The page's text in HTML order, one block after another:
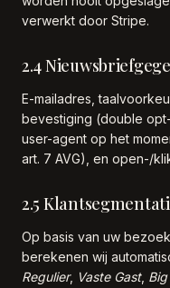
verwerkt door Stripe.
2.4
E-mailadres,
bevestiging (double
user-agent op het
art. 7 AVG), en open-/
2.5
Op basis van uw
berekenen wij
Regulier, Vaste Gast,